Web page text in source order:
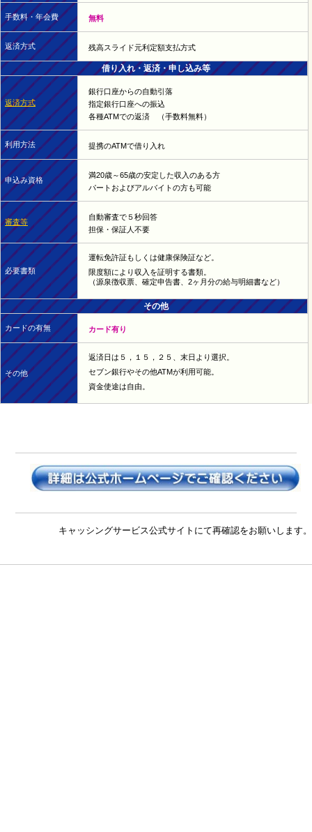
手数料・年会費 無料
返済方式 残高スライド元利定額支払方式
借り入れ・返済・申し込み等
返済方式
銀行口座からの自動引落
指定銀行口座への振込
各種ATMでの返済 （手数料無料）
利用方法 提携のATMで借り入れ
申込み資格
満20歳～65歳の安定した収入のある方
パートおよびアルバイトの方も可能
審査等
自動審査で５秒回答
担保・保証人不要
必要書類
運転免許証もしくは健康保険証など。
限度額により収入を証明する書類。
（源泉徴収票、確定申告書、2ヶ月分の給与明細書など）
その他
カードの有無 カード有り
その他
返済日は５，１５，２５、末日より選択。
セブン銀行やその他ATMが利用可能。
資金使途は自由。
キャッシングサービス公式サイトにて再確認をお願いします。